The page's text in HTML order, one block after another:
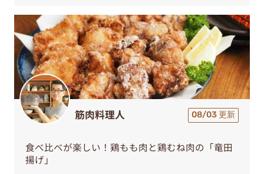
筋肉料理人 08/03 更新
食べ比べが楽しい！鶏もも肉と鶏むね肉の「竜田
揚げ」